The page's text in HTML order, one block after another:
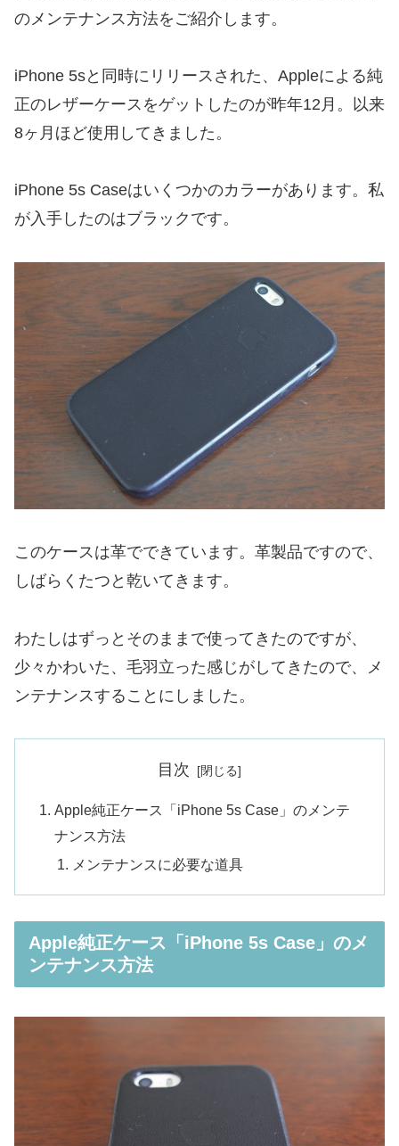
のメンテナンス方法をご紹介します。
iPhone 5sと同時にリリースされた、Appleによる純
正のレザーケースをゲットしたのが昨年12月。以来
8ヶ月ほど使用してきました。
iPhone 5s Caseはいくつかのカラーがあります。私
が入手したのはブラックです。
このケースは革でできています。革製品ですので、
しばらくたつと乾いてきます。
わたしはずっとそのままで使ってきたのですが、
少々かわいた、毛羽立った感じがしてきたので、メ
ンテナンスすることにしました。
目次
Apple純正ケース「iPhone 5s Case」のメンテ
ナンス方法
メンテナンスに必要な道具
Apple純正ケース「iPhone 5s Case」のメ
ンテナンス方法